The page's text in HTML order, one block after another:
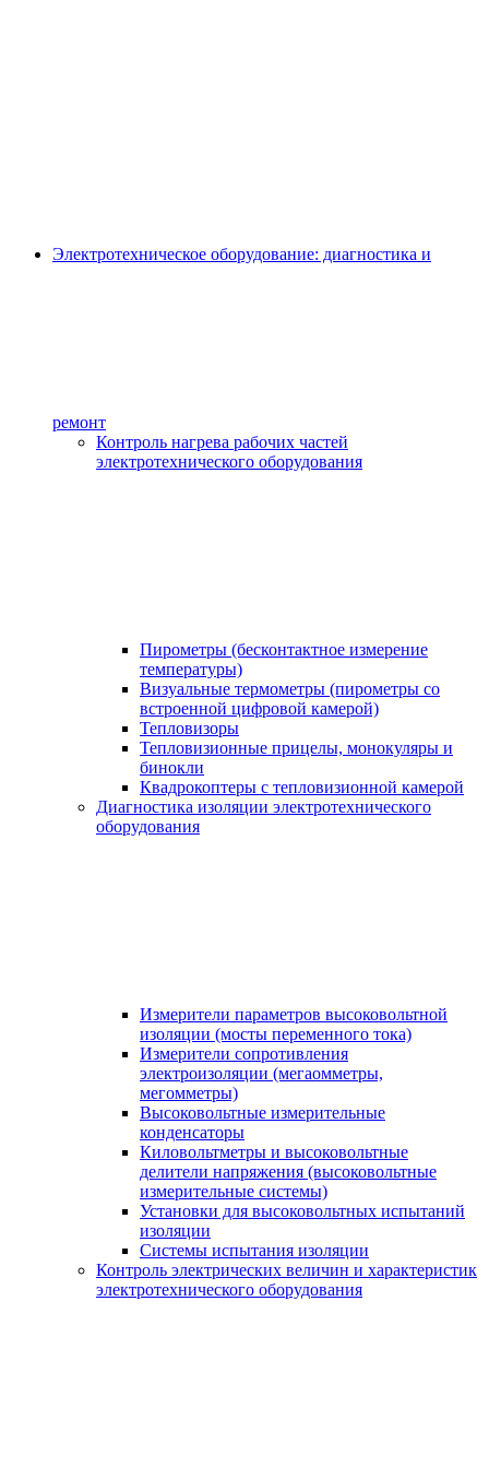
Электротехническое оборудование: диагностика и
ремонт
Контроль нагрева рабочих частей
электротехнического оборудования
Пирометры (бесконтактное измерение
температуры)
Визуальные термометры (пирометры со
встроенной цифровой камерой)
Тепловизоры
Тепловизионные прицелы, монокуляры и
бинокли
Квадрокоптеры с тепловизионной камерой
Диагностика изоляции электротехнического
оборудования
Измерители параметров высоковольтной
изоляции (мосты переменного тока)
Измерители сопротивления
электроизоляции (мегаомметры,
мегомметры)
Высоковольтные измерительные
конденсаторы
Киловольтметры и высоковольтные
делители напряжения (высоковольтные
измерительные системы)
Установки для высоковольтных испытаний
изоляции
Системы испытания изоляции
Контроль электрических величин и характеристик
электротехнического оборудования